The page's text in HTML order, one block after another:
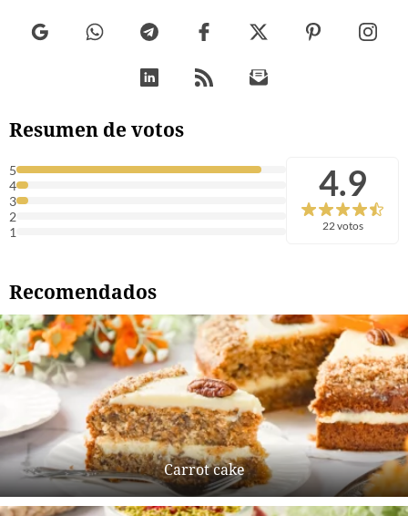
Resumen de votos
5
4
3
2
1
4.9
22 votos
Recomendados
Carrot cake